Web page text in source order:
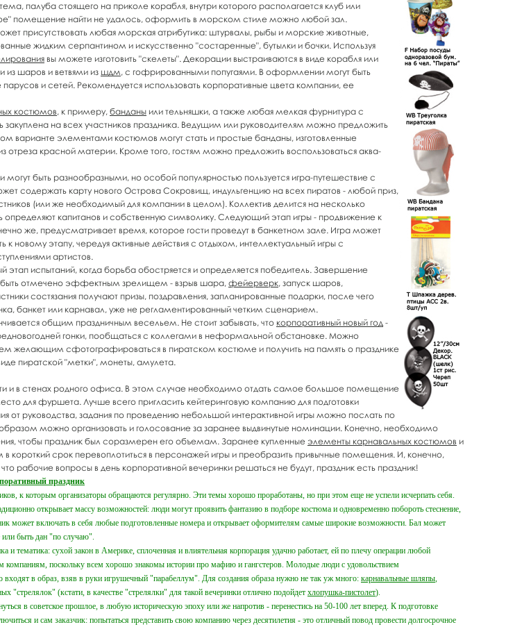
палуба стоящего на приколе корабля, внутри которого располагается клуб или
помещение найти не удалось, оформить в морском стиле можно любой зал.
присутствовать любая морская атрибутика: штурвалы, рыбы и морские животные,
жидким серпантином и искусственно "состаренные", бутылки и бочки. Используя
вы можете изготовить "скелеты". Декорации выстраиваются в виде корабля или
из шаров и ветвями из шдм, с гофрированными попугаями. В оформлении могут быть
парусов и сетей. Рекомендуется использовать корпоративные цвета компании, ее
костюмов, к примеру, банданы или тельняшки, а также любая мелкая фурнитура с
на всех участников праздника. Ведущим или руководителям можно предложить
варианте элементами костюмов могут стать и простые банданы, изготовленные
отреза красной материи. Кроме того, гостям можно предложить воспользоваться аква-
могут быть разнообразными, но особой популярностью пользуется игра-путешествие с
содержать карту нового Острова Сокровищ, индульгенцию на всех пиратов - любой приз,
(или же необходимый для компании в целом). Коллектив делится на несколько
капитанов и собственную символику. Следующий этап игры - продвижение к
же, предусматривает время, которое гости проведут в банкетном зале. Игра может
к новому этапу, чередуя активные действия с отдыхом, интеллектуальный игры с
артистов.
этап испытаний, когда борьба обостряется и определяется победитель. Завершение
быть отмечено эффектным зрелищем - взрыв шара,фейерверк, запуск шаров,
состязания получают призы, поздравления, запланированные подарки, после чего
банкет или карнавал, уже не регламентированный четким сценарием.
общим праздничным весельем. Не стоит забывать, что корпоративный новый год -
гонки, пообщаться с коллегами в неформальной обстановке. Можно
желающим сфотографироваться в пиратском костюме и получить на память о празднике
пиратской "метки", монеты, амулета.
и в стенах родного офиса. В этом случае необходимо отдать самое большое помещение
для фуршета. Лучше всего пригласить кейтеринговую компанию для подготовки
от руководства, задания по проведению небольшой интерактивной игры можно послать по
можно организовать и голосование за заранее выдвинутые номинации. Конечно, необходимо
чтобы праздник был соразмерен его объемам. Заранее купленные элементы карнавальных костюмов и
короткий срок перевоплотиться в персонажей игры и преобразить привычные помещения. И, конечно,
рабочие вопросы в день корпоративной вечеринки решаться не будут, праздник есть праздник!
праздник
к которым организаторы обращаются регулярно. Эти темы хорошо проработаны, но при этом еще не успели исчерпать себя.
открывает массу возможностей: люди могут проявить фантазию в подборе костюма и одновременно побороть стеснение,
может включать в себя любые подготовленные номера и открывает оформителям самые широкие возможности. Бал может
или быть дан "по случаю".
и тематика: сухой закон в Америке, сплоченная и влиятельная корпорация удачно работает, ей по плечу операции любой
компаниям, поскольку всем хорошо знакомы истории про мафию и гангстеров. Молодые люди с удовольствием
в образ, взяв в руки игрушечный "парабеллум". Для создания образа нужно не так уж много: карнавальные шляпы,
"стрелялок" (кстати, в качестве "стрелялки" для такой вечеринки отлично подойдет хлопушка-пистолет).
в советское прошлое, в любую историческую эпоху или же напротив - перенестись на 50-100 лет вперед. К подготовке
и сам заказчик: попытаться представить свою компанию через десятилетия - это отличный повод провести долгосрочное